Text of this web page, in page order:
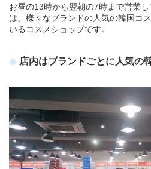
お昼の13時から翌朝の7時まで営業し
は、様々なブランドの人気の韓国コ
いるコスメショップです。
店内はブランドごとに人気の